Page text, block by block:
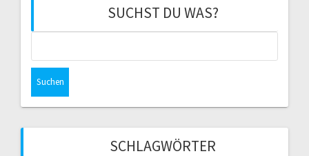
SUCHST DU WAS?
SCHLAGWÖRTER